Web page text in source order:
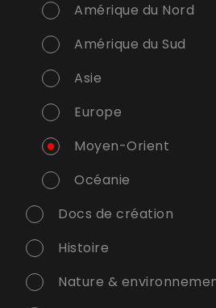
Amérique du Nord
Amérique du Sud
Asie
Europe
Moyen-Orient
Océanie
Docs de création
Histoire
Nature &